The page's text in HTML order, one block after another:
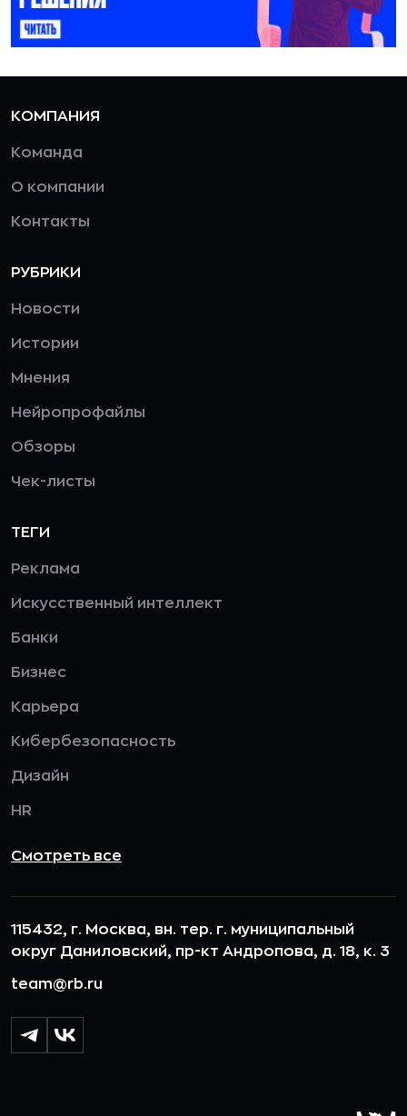
КОМПАНИЯ
Команда
О компании
Контакты
РУБРИКИ
Новости
Истории
Мнения
Нейропрофайлы
Обзоры
Чек-листы
ТЕГИ
Реклама
Искусственный интеллект
Банки
Бизнес
Карьера
Кибербезопасность
Дизайн
HR
Смотреть все
115432, г. Москва, вн. тер. г. муниципальный
округ Даниловский, пр-кт Андропова, д. 18, к. 3
team@rb.ru